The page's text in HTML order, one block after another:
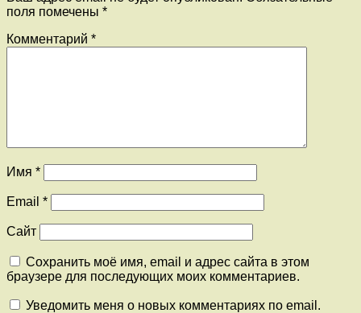
поля помечены *
Комментарий *
Имя *
Email *
Сайт
Сохранить моё имя, email и адрес сайта в этом
браузере для последующих моих комментариев.
Уведомить меня о новых комментариях по email.